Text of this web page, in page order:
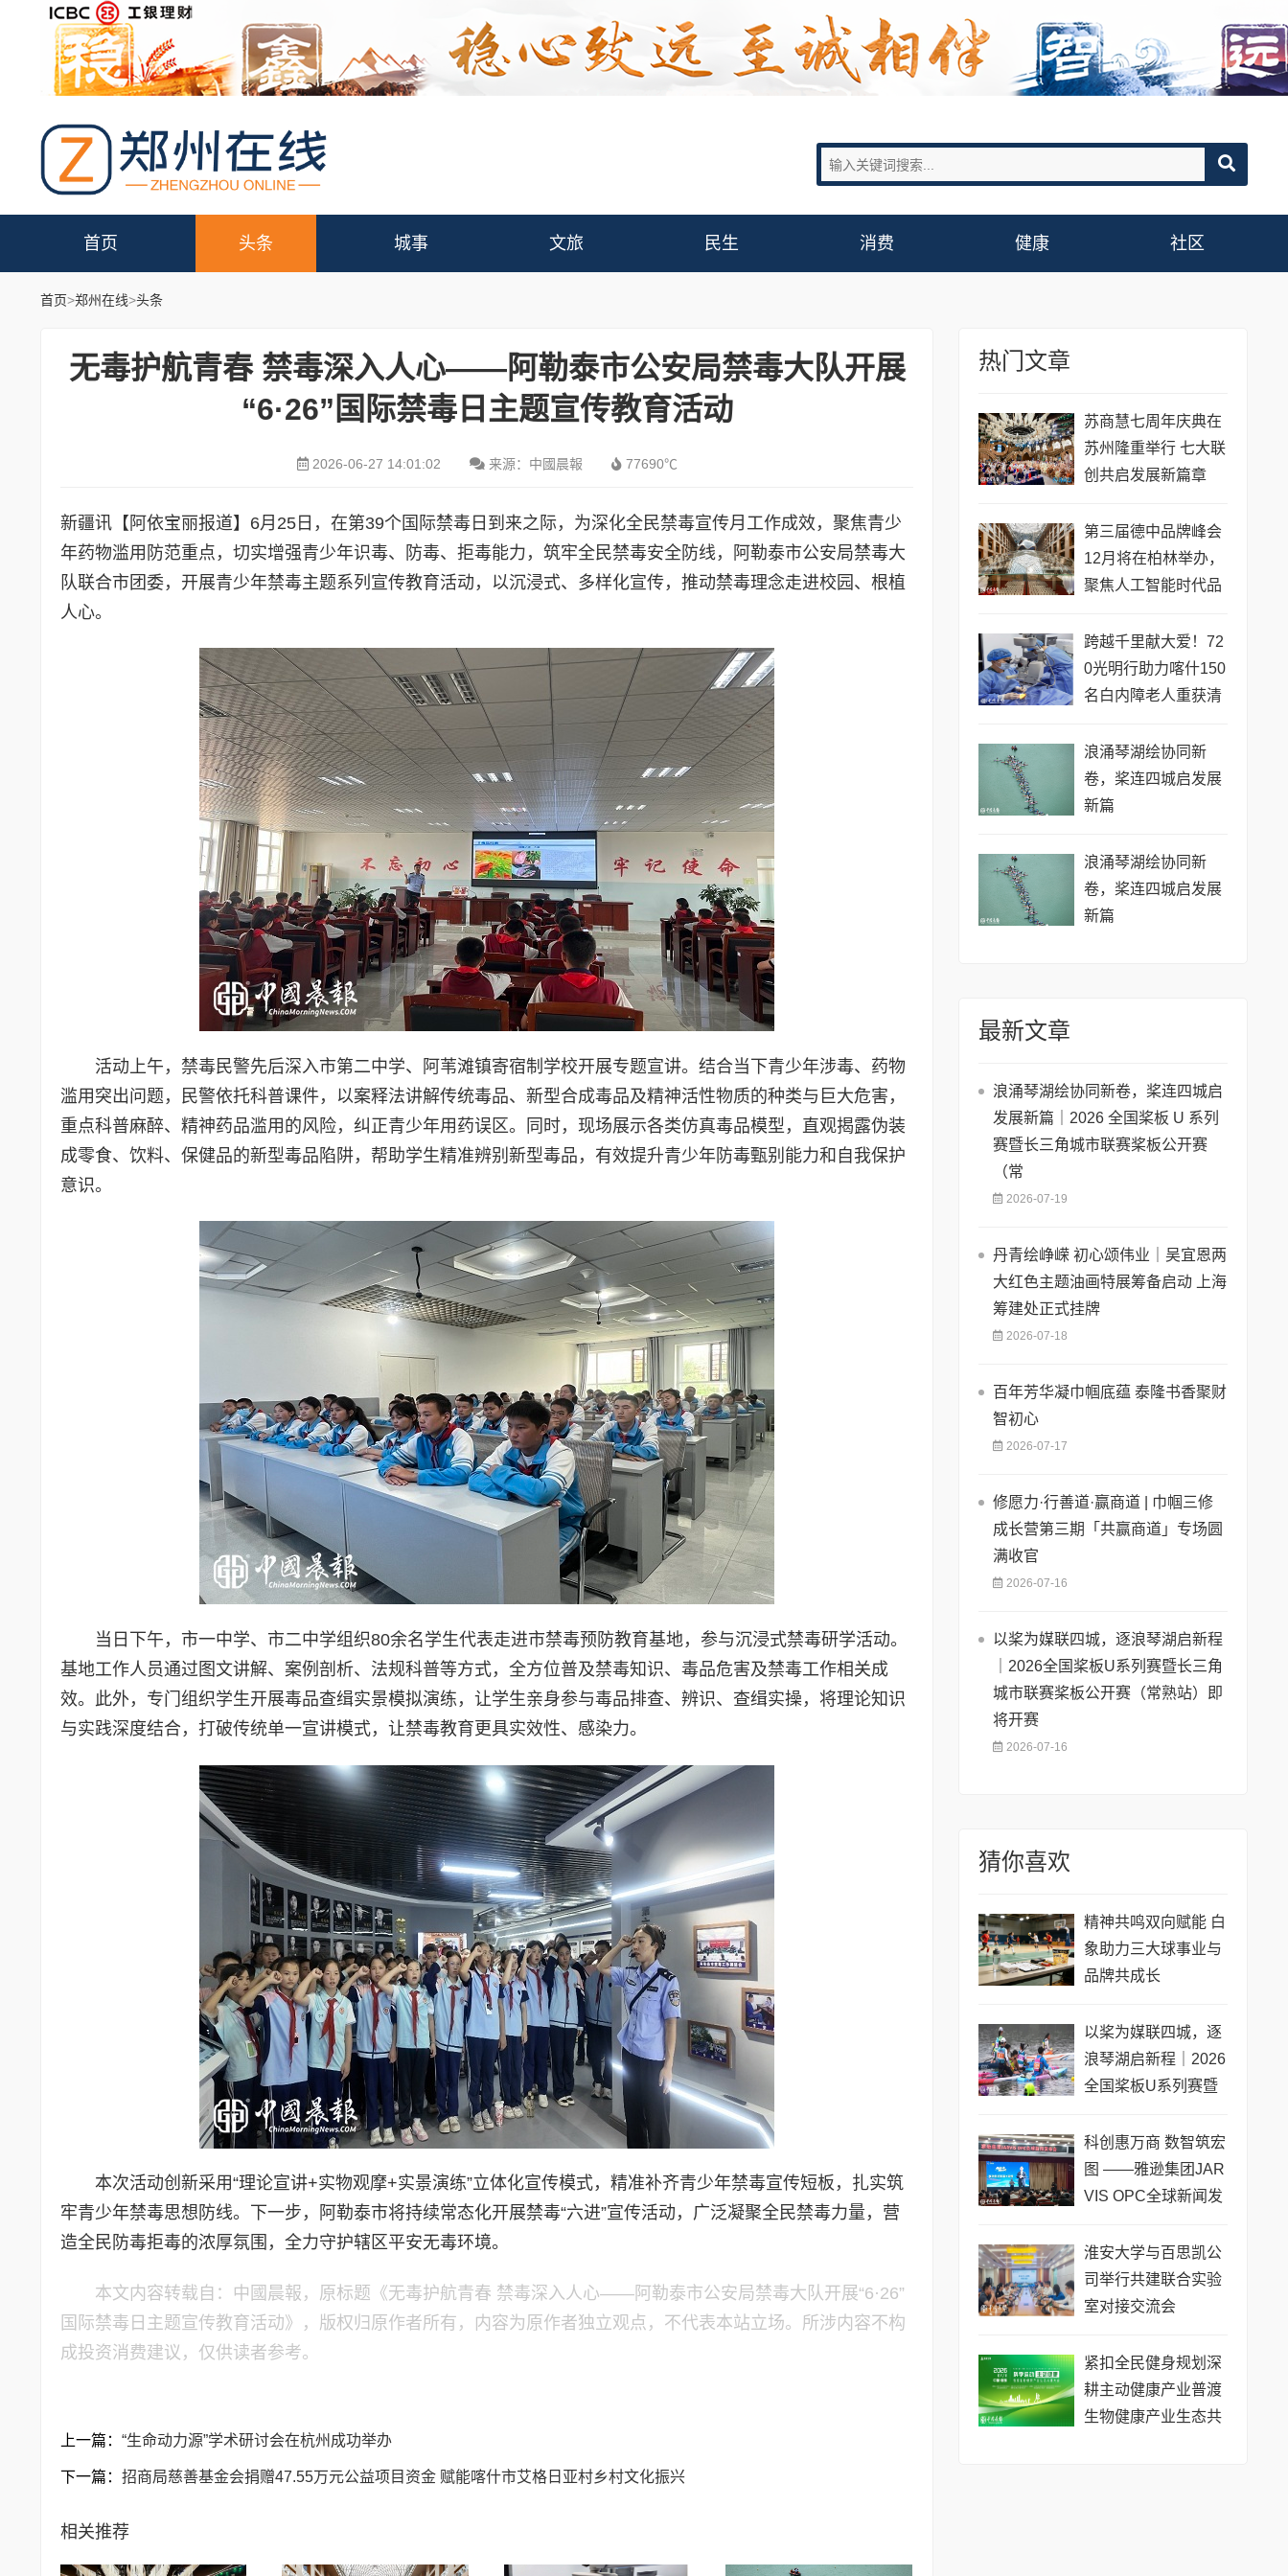
首页 头条 城事 文旅 民生 消费 健康 社区
首页>郑州在线>头条
无毒护航青春 禁毒深入人心——阿勒泰市公安局禁毒大队开展
“6·26”国际禁毒日主题宣传教育活动
2026-06-27 14:01:02 来源：中國晨報 77690℃
新疆讯【阿依宝丽报道】6月25日，在第39个国际禁毒日到来之际，为深化全民禁毒宣传月工作成效，聚焦青少
年药物滥用防范重点，切实增强青少年识毒、防毒、拒毒能力，筑牢全民禁毒安全防线，阿勒泰市公安局禁毒大
队联合市团委，开展青少年禁毒主题系列宣传教育活动，以沉浸式、多样化宣传，推动禁毒理念走进校园、根植
人心。
活动上午，禁毒民警先后深入市第二中学、阿苇滩镇寄宿制学校开展专题宣讲。结合当下青少年涉毒、药物
滥用突出问题，民警依托科普课件，以案释法讲解传统毒品、新型合成毒品及精神活性物质的种类与巨大危害，
重点科普麻醉、精神药品滥用的风险，纠正青少年用药误区。同时，现场展示各类仿真毒品模型，直观揭露伪装
成零食、饮料、保健品的新型毒品陷阱，帮助学生精准辨别新型毒品，有效提升青少年防毒甄别能力和自我保护
意识。
当日下午，市一中学、市二中学组织80余名学生代表走进市禁毒预防教育基地，参与沉浸式禁毒研学活动。
基地工作人员通过图文讲解、案例剖析、法规科普等方式，全方位普及禁毒知识、毒品危害及禁毒工作相关成
效。此外，专门组织学生开展毒品查缉实景模拟演练，让学生亲身参与毒品排查、辨识、查缉实操，将理论知识
与实践深度结合，打破传统单一宣讲模式，让禁毒教育更具实效性、感染力。
本次活动创新采用“理论宣讲+实物观摩+实景演练”立体化宣传模式，精准补齐青少年禁毒宣传短板，扎实筑
牢青少年禁毒思想防线。下一步，阿勒泰市将持续常态化开展禁毒“六进”宣传活动，广泛凝聚全民禁毒力量，营
造全民防毒拒毒的浓厚氛围，全力守护辖区平安无毒环境。
本文内容转载自：中國晨報，原标题《无毒护航青春 禁毒深入人心——阿勒泰市公安局禁毒大队开展“6·26”
国际禁毒日主题宣传教育活动》，版权归原作者所有，内容为原作者独立观点，不代表本站立场。所涉内容不构
成投资消费建议，仅供读者参考。
上一篇： “生命动力源”学术研讨会在杭州成功举办
下一篇： 招商局慈善基金会捐赠47.55万元公益项目资金 赋能喀什市艾格日亚村乡村文化振兴
相关推荐
热门文章
苏商慧七周年庆典在
苏州隆重举行 七大联
创共启发展新篇章
第三届德中品牌峰会
12月将在柏林举办，
聚焦人工智能时代品
跨越千里献大爱！72
0光明行助力喀什150
名白内障老人重获清
浪涌琴湖绘协同新
卷，桨连四城启发展
新篇
浪涌琴湖绘协同新
卷，桨连四城启发展
新篇
最新文章
浪涌琴湖绘协同新卷，桨连四城启
发展新篇｜2026 全国桨板 U 系列
赛暨长三角城市联赛桨板公开赛
（常
2026-07-19
丹青绘峥嵘 初心颂伟业｜吴宜恩两
大红色主题油画特展筹备启动 上海
筹建处正式挂牌
2026-07-18
百年芳华凝巾帼底蕴 泰隆书香聚财
智初心
2026-07-17
修愿力·行善道·赢商道 | 巾帼三修
成长营第三期「共赢商道」专场圆
满收官
2026-07-16
以桨为媒联四城，逐浪琴湖启新程
｜2026全国桨板U系列赛暨长三角
城市联赛桨板公开赛（常熟站）即
将开赛
2026-07-16
猜你喜欢
精神共鸣双向赋能 白
象助力三大球事业与
品牌共成长
以桨为媒联四城，逐
浪琴湖启新程｜2026
全国桨板U系列赛暨
公开赛（常熟站）即
将热力
科创惠万商 数智筑宏
图 ——雅逊集团JAR
VIS OPC全球新闻发
淮安大学与百思凯公
司举行共建联合实验
室对接交流会
​紧扣全民健身规划深
耕主动健康产业普渡
生物健康产业生态共